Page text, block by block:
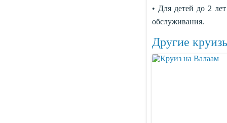
• Для детей до 2
обслуживания.
Другие